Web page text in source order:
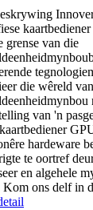
grense van die
die wêreld van
van 'n
hardeware
te oortref
en algehele
Kom ons delf in